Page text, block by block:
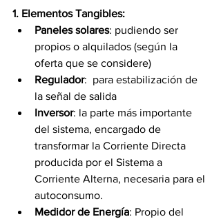
1. Elementos Tangibles:
Paneles solares: pudiendo ser
propios o alquilados (según la
oferta que se considere)
Regulador:  para estabilización de
la señal de salida
Inversor: la parte más importante
del sistema, encargado de
transformar la Corriente Directa
producida por el Sistema a
Corriente Alterna, necesaria para el
autoconsumo.
Medidor de Energía: Propio del